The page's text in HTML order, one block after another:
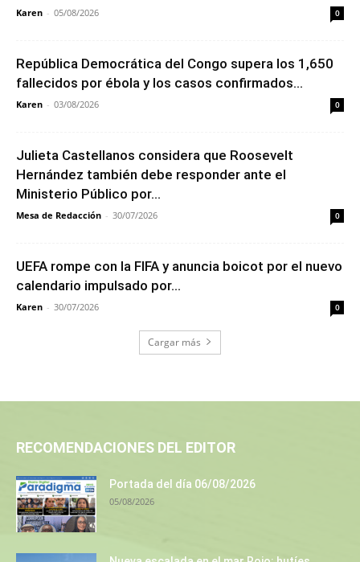
Karen - 05/08/2026 0
República Democrática del Congo supera los 1,650
fallecidos por ébola y los casos confirmados...
Karen - 03/08/2026 0
Julieta Castellanos considera que Roosevelt
Hernández también debe responder ante el
Ministerio Público por...
Mesa de Redacción - 30/07/2026 0
UEFA rompe con la FIFA y anuncia boicot por el nuevo
calendario impulsado por...
Karen - 30/07/2026 0
Cargar más
RECOMENDACIONES DEL EDITOR
Portada del día 06/08/2026
05/08/2026